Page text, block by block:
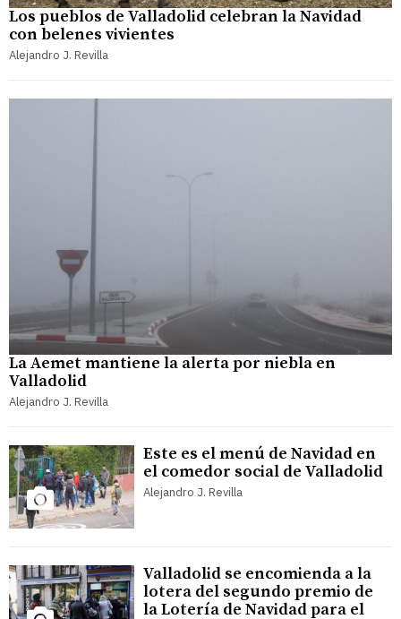
Los pueblos de Valladolid celebran la Navidad
con belenes vivientes
Alejandro J. Revilla
La Aemet mantiene la alerta por niebla en
Valladolid
Alejandro J. Revilla
Este es el menú de Navidad en
el comedor social de Valladolid
Alejandro J. Revilla
Valladolid se encomienda a la
lotera del segundo premio de
la Lotería de Navidad para el